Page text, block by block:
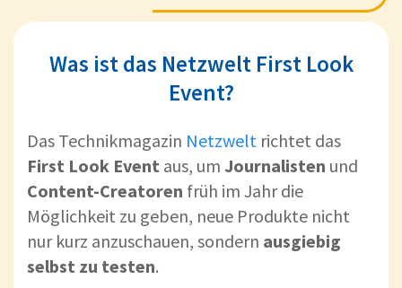
Was ist das Netzwelt First Look
Event?
Das Technikmagazin Netzwelt richtet das
First Look Event aus, um Journalisten und
Content-Creatoren früh im Jahr die
Möglichkeit zu geben, neue Produkte nicht
nur kurz anzuschauen, sondern ausgiebig
selbst zu testen.